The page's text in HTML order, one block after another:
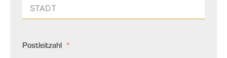
Postleitzahl